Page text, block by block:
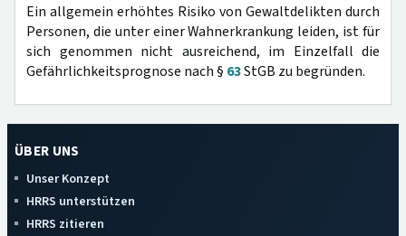
Ein allgemein erhöhtes Risiko von Gewaltdelikten durch
Personen, die unter einer Wahnerkrankung leiden, ist für
sich genommen nicht ausreichend, im Einzelfall die
Gefährlichkeitsprognose nach § 63StGB zu begründen.
ÜBER UNS
Unser Konzept
HRRS unterstützen
HRRS zitieren